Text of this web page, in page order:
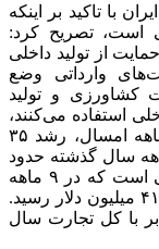
با تاکید بر اینکه
است، تصریح کرد:
از تولید داخلی
وارداتی وضع
کشاورزی و تولید
استفاده می‌کنند،
اما با این وجود تجارت ایران با عراق در ۹ ماهه امسال، رشد ۳۵
سال گذشته حدود
۶ میلیارد و ۹۷۲ میلیون دلار بود؛ این در حالی است که در ۹ ماهه
امسال حجم تجارت ما به حدود ۹ میلیارد و ۴۱۳ میلیون دلار رسید.
امسال برابر با کل تجارت سال